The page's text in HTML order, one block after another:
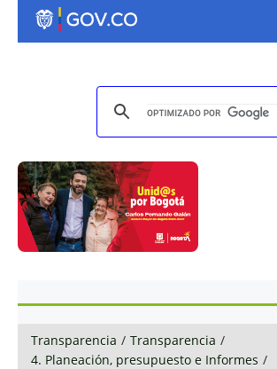
Transparencia / Transparencia /
4. Planeación, presupuesto e Informes /